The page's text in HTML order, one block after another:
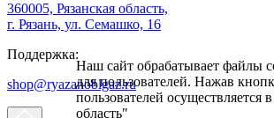
360005, Рязанская область,
г. Рязань, ул. Семашко, 16
Поддержка:
shop@ryazanoblgaz.ru
Наш сайт обрабатывает файлы
для пользователей. Нажав
пользователей осуществляется
область"